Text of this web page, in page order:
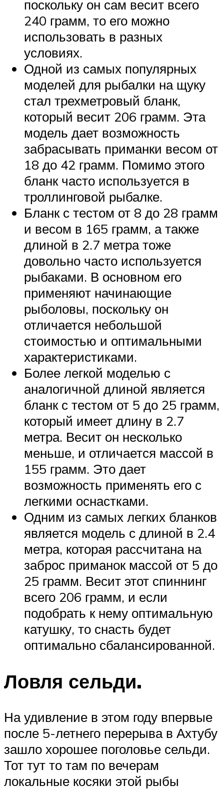
поскольку он сам весит всего
240 грамм, то его можно
использовать в разных
условиях.
Одной из самых популярных
моделей для рыбалки на щуку
стал трехметровый бланк,
который весит 206 грамм. Эта
модель дает возможность
забрасывать приманки весом от
18 до 42 грамм. Помимо этого
бланк часто используется в
троллинговой рыбалке.
Бланк с тестом от 8 до 28 грамм
и весом в 165 грамм, а также
длиной в 2.7 метра тоже
довольно часто используется
рыбаками. В основном его
применяют начинающие
рыболовы, поскольку он
отличается небольшой
стоимостью и оптимальными
характеристиками.
Более легкой моделью с
аналогичной длиной является
бланк с тестом от 5 до 25 грамм,
который имеет длину в 2.7
метра. Весит он несколько
меньше, и отличается массой в
155 грамм. Это дает
возможность применять его с
легкими оснастками.
Одним из самых легких бланков
является модель с длиной в 2.4
метра, которая рассчитана на
заброс приманок массой от 5 до
25 грамм. Весит этот спиннинг
всего 206 грамм, и если
подобрать к нему оптимальную
катушку, то снасть будет
оптимально сбалансированной.
Ловля сельди.
На удивление в этом году впервые
после 5-летнего перерыва в Ахтубу
зашло хорошее поголовье сельди.
Тот тут то там по вечерам
локальные косяки этой рыбы